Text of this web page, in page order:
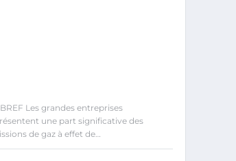
Les grandes entreprises
une part significative des
de gaz à effet de…